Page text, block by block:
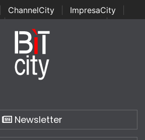
ChannelCity ImpresaCity
| Italian Channel Awards | Italian
Italian Security Awards
Newsletter